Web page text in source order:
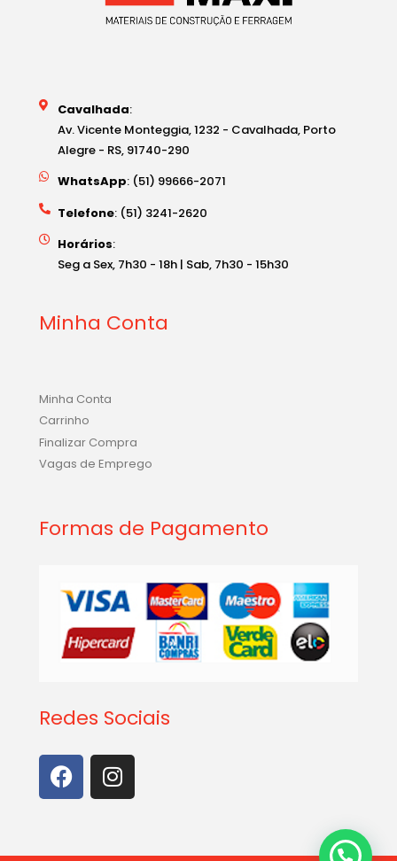
Cavalhada:
Av. Vicente Monteggia, 1232 - Cavalhada, Porto
Alegre - RS, 91740-290
WhatsApp: (51) 99666-2071
Telefone: (51) 3241-2620
Horários:
Seg a Sex, 7h30 - 18h | Sab, 7h30 - 15h30
Minha Conta
Minha Conta
Carrinho
Finalizar Compra
Vagas de Emprego
Formas de Pagamento
Redes Sociais